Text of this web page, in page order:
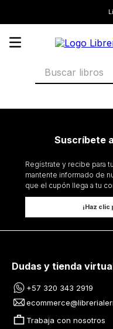
Buscar libros
Suscríbete
Regístrate y recibe para
mantente informado de
que el cupón llega a tu
¡Haz
Dudas y tienda
+57 320 343 2919
Trabaja con nosotros